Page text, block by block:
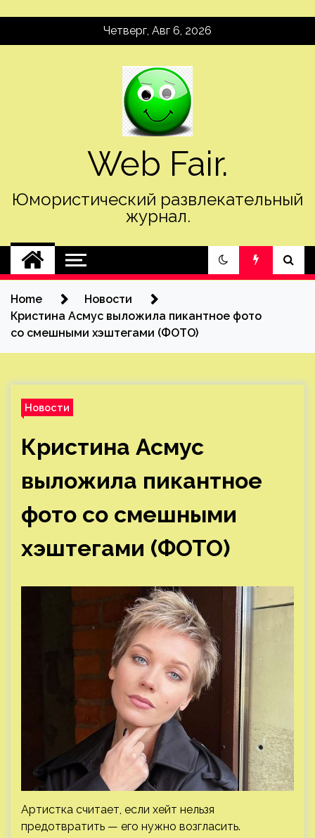
Четверг, Авг 6, 2026
Web Fair.
Юмористический развлекательный
журнал.
Home
Новости
Кристина Асмус выложила пикантное фото
со смешными хэштегами (ФОТО)
Новости
Кристина Асмус
выложила пикантное
фото со смешными
хэштегами (ФОТО)
Артистка считает, если хейт нельзя
предотвратить — его нужно возгласить.